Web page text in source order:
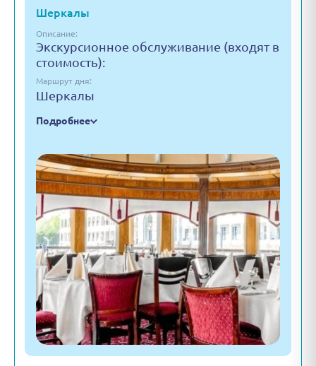
Шеркалы
Описание:
Экскурсионное обслуживание (входят в
стоимость):
Маршрут дня:
Шеркалы
Подробнее